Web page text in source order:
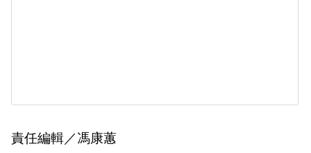
責任編輯／馮康蕙